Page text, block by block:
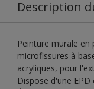
Description
Peinture murale en
microfissures à
acryliques, pour
Dispose d'une EPD